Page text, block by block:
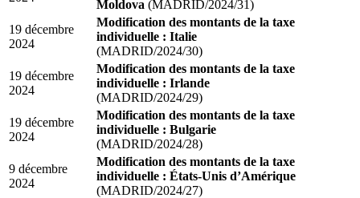
Moldova (MADRID/2024/31)
19 décembre
2024
Modification des montants de la taxe
individuelle : Italie
(MADRID/2024/30)
19 décembre
2024
Modification des montants de la taxe
individuelle : Irlande
(MADRID/2024/29)
19 décembre
2024
Modification des montants de la taxe
individuelle : Bulgarie
(MADRID/2024/28)
9 décembre
2024
Modification des montants de la taxe
individuelle : États-Unis d’Amérique
(MADRID/2024/27)